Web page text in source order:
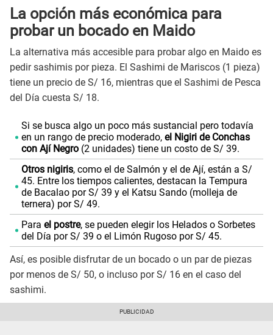
La opción más económica para
probar un bocado en Maido
La alternativa más accesible para probar algo en Maido es
pedir sashimis por pieza. El Sashimi de Mariscos (1 pieza)
tiene un precio de S/ 16, mientras que el Sashimi de Pesca
del Día cuesta S/ 18.
Si se busca algo un poco más sustancial pero todavía
en un rango de precio moderado, el Nigiri de Conchas
con Ají Negro (2 unidades) tiene un costo de S/ 39.
Otros nigiris, como el de Salmón y el de Ají, están a S/
45. Entre los tiempos calientes, destacan la Tempura
de Bacalao por S/ 39 y el Katsu Sando (molleja de
ternera) por S/ 49.
Para el postre, se pueden elegir los Helados o Sorbetes
del Día por S/ 39 o el Limón Rugoso por S/ 45.
Así, es posible disfrutar de un bocado o un par de piezas
por menos de S/ 50, o incluso por S/ 16 en el caso del
sashimi.